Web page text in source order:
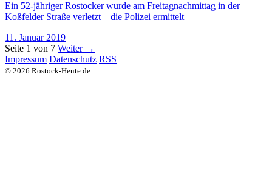
Ein 52-jähriger Rostocker wurde am Freitagnachmittag in der
Koßfelder Straße verletzt – die Polizei ermittelt
11. Januar 2019
Seite 1 von 7 Weiter →
Impressum Datenschutz RSS
© 2026 Rostock-Heute.de